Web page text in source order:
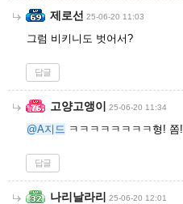
제로선 25-06-20 11:03
그럼 비키니도 벗어서?
답글
고양고앵이 25-06-20 11:34
@A지드 ㅋㅋㅋㅋㅋㅋㅋㅋ형! 쫌!
답글
나리날라리 25-06-20 12:01